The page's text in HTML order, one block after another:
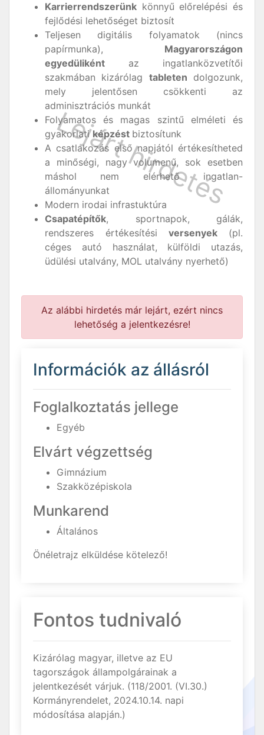
Karrierrendszerünk könnyű előrelépési és
fejlődési lehetőséget biztosít
Teljesen digitális folyamatok (nincs
papírmunka), Magyarországon
egyedüliként az ingatlanközvetítői
szakmában kizárólag tableten dolgozunk,
mely jelentősen csökkenti az
adminisztrációs munkát
Folyamatos és magas szintű elméleti és
gyakorlatiképzést biztosítunk
A csatlakozás első napjától értékesítheted
a minőségi, nagy volumenű, sok esetben
máshol nem elérhető ingatlan-
állományunkat
Modern irodai infrastuktúra
Csapatépítők, sportnapok, gálák,
rendszeres értékesítésiversenyek (pl.
céges autó használat, külföldi utazás,
üdülési utalvány, MOL utalvány nyerhető)
Az alábbi hirdetés már lejárt, ezért nincs
lehetőség a jelentkezésre!
Információk az állásról
Foglalkoztatás jellege
Egyéb
Elvárt végzettség
Gimnázium
Szakközépiskola
Munkarend
Általános
Önéletrajz elküldése kötelező!
Fontos tudnivaló
Kizárólag magyar, illetve az EU
tagországok állampolgárainak a
jelentkezését várjuk. (118/2001. (VI.30.)
Kormányrendelet, 2024.10.14. napi
módosítása alapján.)